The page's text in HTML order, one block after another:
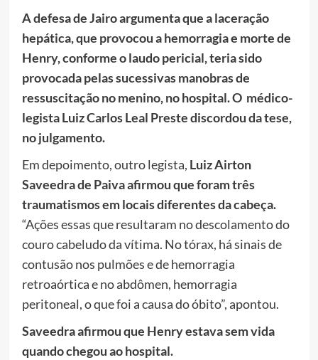
A defesa de Jairo argumenta que a laceração
hepática, que provocou a hemorragia e morte de
Henry, conforme o laudo pericial, teria sido
provocada pelas sucessivas manobras de
ressuscitação no menino, no hospital. O médico-
legista Luiz Carlos Leal Preste discordou da tese,
no julgamento.
Em depoimento, outro legista, Luiz Airton
Saveedra de Paiva afirmou que foram três
traumatismos em locais diferentes da cabeça.
“Ações essas que resultaram no descolamento do
couro cabeludo da vítima. No tórax, há sinais de
contusão nos pulmões e de hemorragia
retroaórtica e no abdômen, hemorragia
peritoneal, o que foi a causa do óbito”, apontou.
Saveedra afirmou que Henry estava sem vida
quando chegou ao hospital.